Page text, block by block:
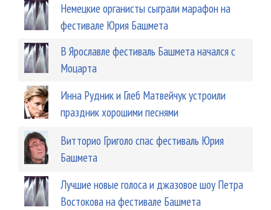
Немецкие органисты сыграли марафон на
фестивале Юрия Башмета
В Ярославле фестиваль Башмета начался с
Моцарта
Инна Рудник и Глеб Матвейчук устроили
праздник хорошими песнями
Витторио Григоло спас фестиваль Юрия
Башмета
Лучшие новые голоса и джазовое шоу Петра
Востокова на фестивале Башмета